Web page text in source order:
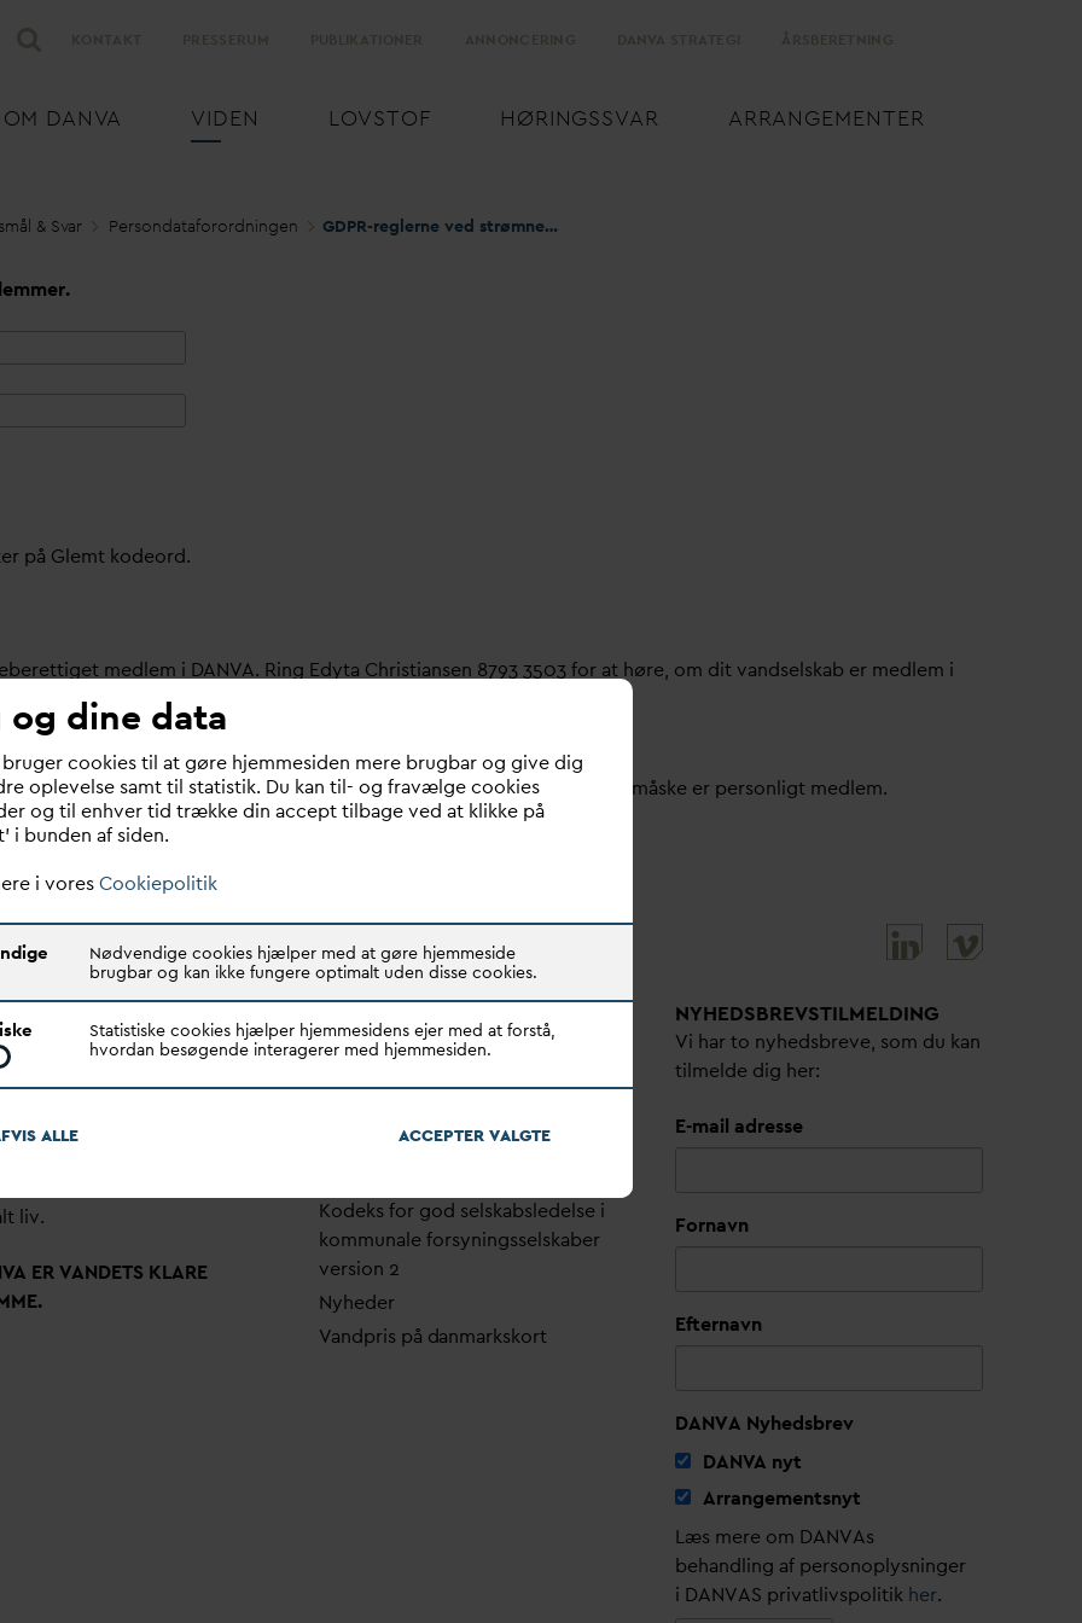
OM DANVA VIDEN LOVSTOF HØRINGSSVAR ARRANGEMENTER
& Svar Persondataforordningen GDPR-reglerne ved strømnedbrud
på Glemt kodeord.
medlem i DANVA. Ring Edyta Christiansen 8793 3503 for at høre, om dit vandselskab er medlem i
her.
ditvandselskab, dit ansættelsessted er medlem iDANVA eller om du måske er personligt medlem.
V
taler
liv.
VA ERVANDETS KLARE
Find dineDANVA medarbejdere
Arrangementer
Kodeks for god selskabsledelse i
kommunale forsyningsselskaber
version 2
Nyheder
Vandpris på danmarkskort
NYHEDSBREVS­TILMELDING
Vi har to nyhedsbreve, som du kan
tilmelde dig her:
E-mail adresse
Fornavn
Efternavn
DANVA Nyhedsbrev
DANVA nyt
Arrangementsnyt
Læs mere om DANVAs
behandling af personoplysninger
i DANVAS privatlivspolitik her.
og dine data
bruger cookies til at gøre hjemmesiden mere brugbar og give dig
oplevelse samt til statistik. Du kan til- og fravælge cookies
og til enhver tid trække din accept tilbage ved at klikke på
i bunden af siden.
i voresCookiepolitik
Nødvendige cookies hjælper med at gøre hjemmeside
brugbar og kan ikke fungere optimalt uden disse cookies.
Statistiske cookies hjælper hjemmesidens ejer med at forstå,
hvordan besøgende interagerer med hjemmesiden.
ALLE ACCEPTERVALGTE